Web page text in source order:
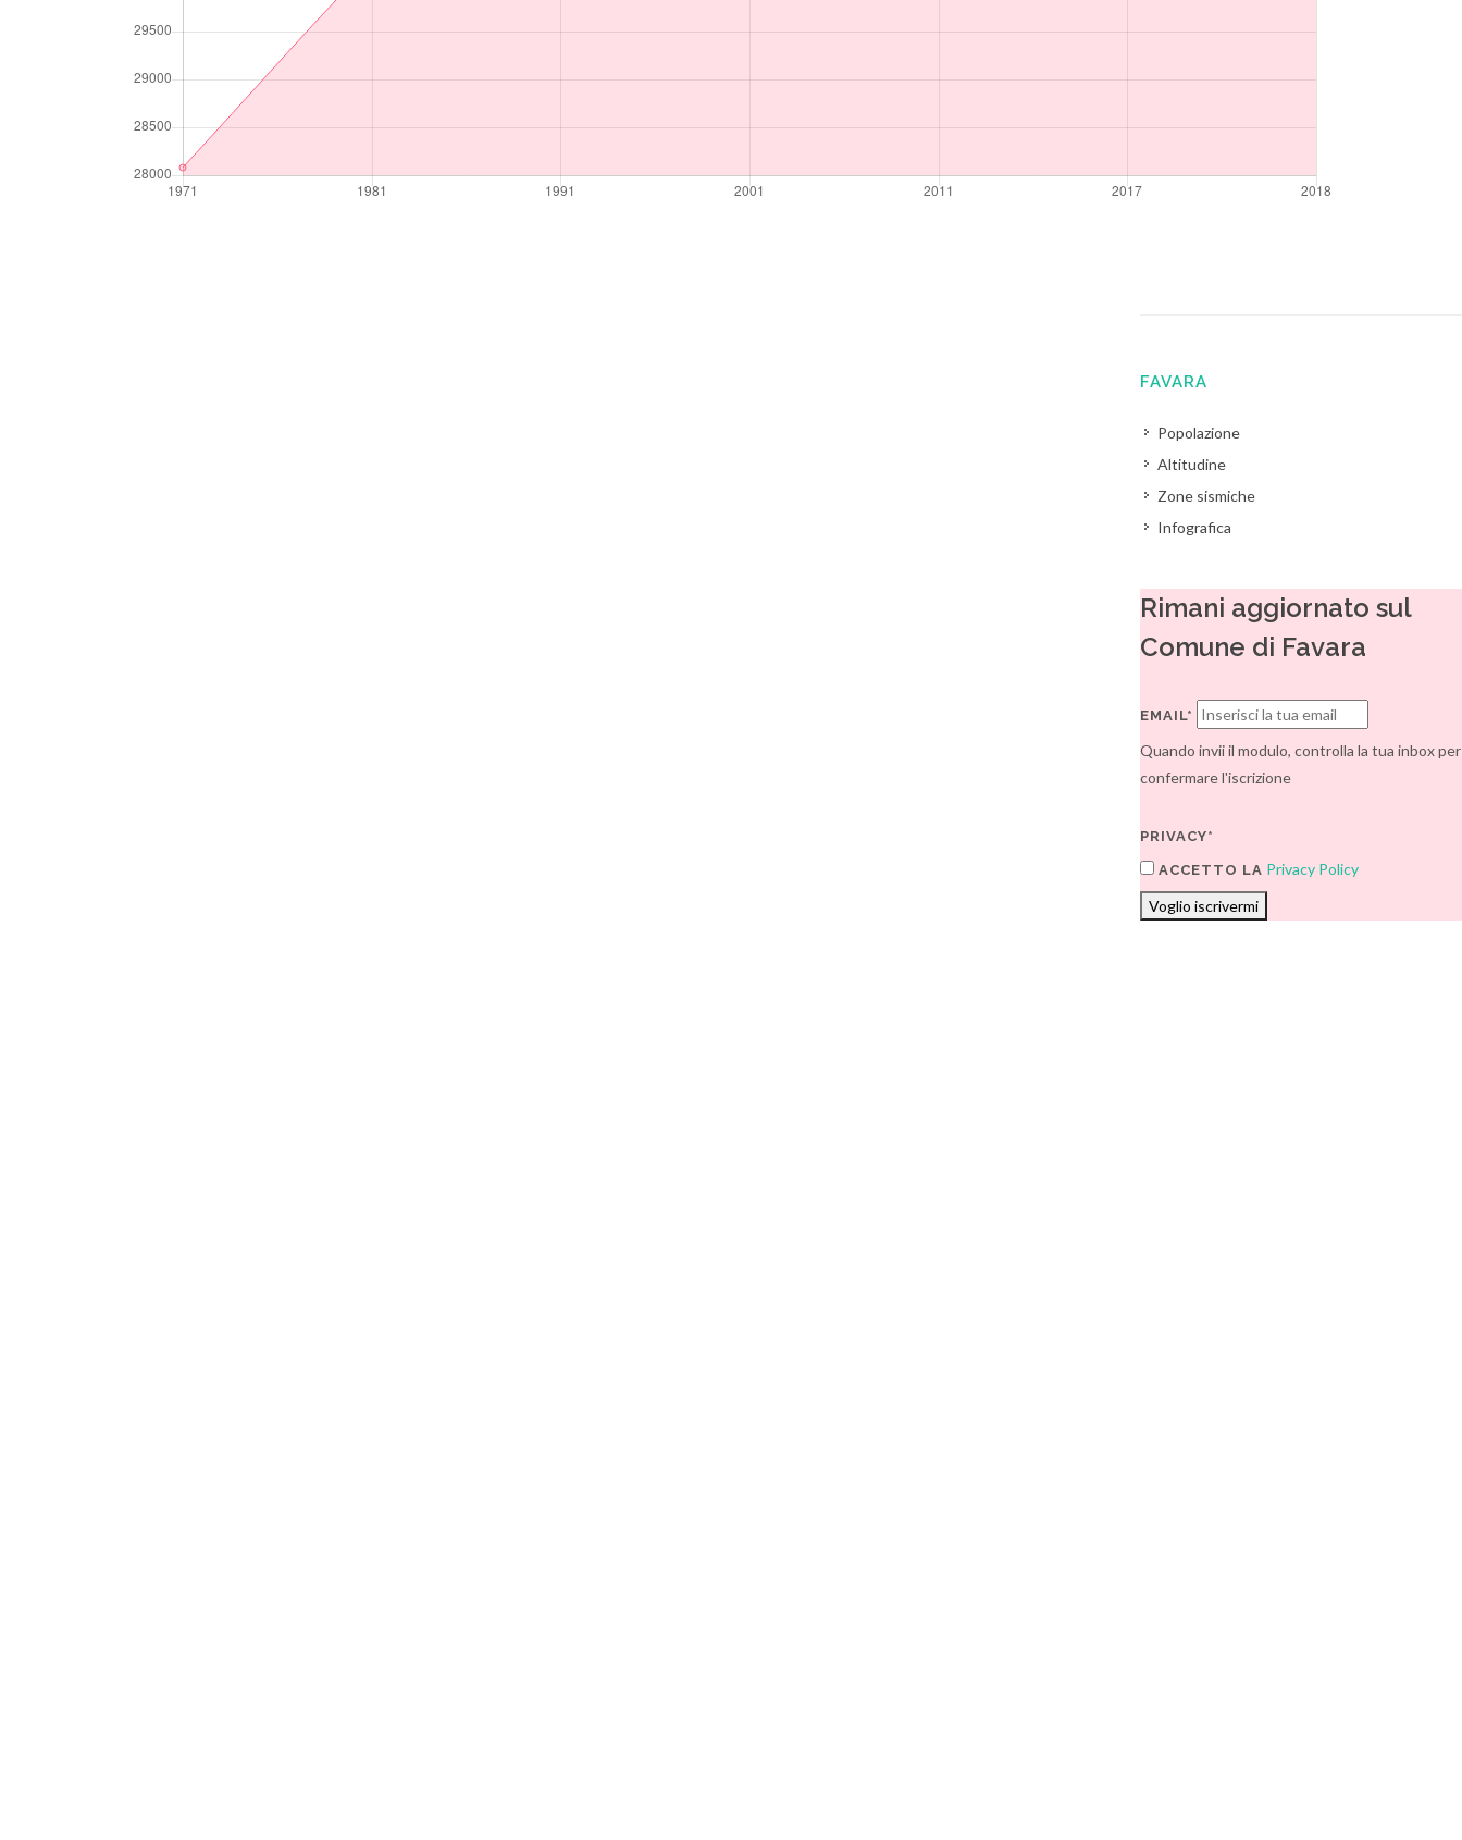
FAVARA
Popolazione
Altitudine
Zone sismiche
Infografica
Rimani aggiornato sul
Comune di Favara
EMAIL*
Quando invii il modulo, controlla la tua inbox per
confermare l'iscrizione
PRIVACY*
ACCETTO LA Privacy Policy
Voglio iscrivermi